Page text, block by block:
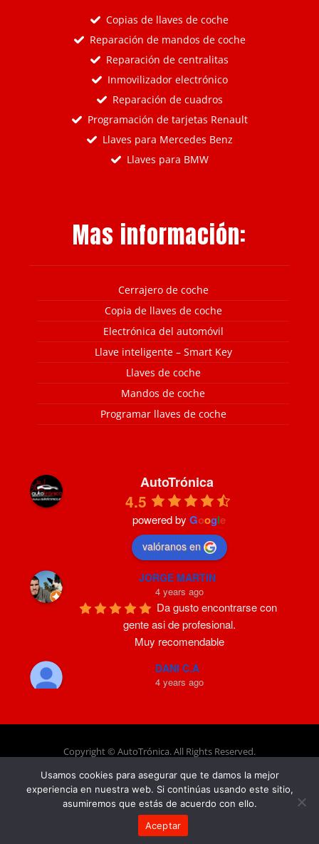
Copias de llaves de coche
Reparación de mandos de coche
Reparación de centralitas
Inmovilizador electrónico
Reparación de cuadros
Programación de tarjetas Renault
Llaves para Mercedes Benz
Llaves para BMW
Mas información:
Cerrajero de coche
Copia de llaves de coche
Electrónica del automóvil
Llave inteligente – Smart Key
Llaves de coche
Mandos de coche
Programar llaves de coche
AutoTrónica
4.5
powered byGoogle
valóranos en
JORGE MARTIN
4 years ago
Da gusto encontrarse con
gente asi de profesional.
Muy recomendable
DANI C.A
4 years ago
para m ...leer más
Jose Rosso
4 years ago
Un professional, great
treatment, absolutely recommendable
Copyright © AutoTrónica. All Rights Reserved.
| Aviso legal -
- Política de cookies |
Usamos cookies para asegurar que te damos la mejor
experiencia en nuestra web. Si continúas usando este sitio,
asumiremos que estás de acuerdo con ello.
Aceptar